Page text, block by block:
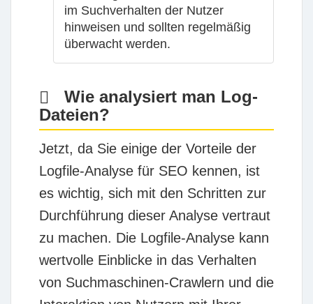
im Suchverhalten der Nutzer
hinweisen und sollten regelmäßig
überwacht werden.
Wie analysiert man Log-
Dateien?
Jetzt, da Sie einige der Vorteile der
Logfile-Analyse für SEO kennen, ist
es wichtig, sich mit den Schritten zur
Durchführung dieser Analyse vertraut
zu machen. Die Logfile-Analyse kann
wertvolle Einblicke in das Verhalten
von Suchmaschinen-Crawlern und die